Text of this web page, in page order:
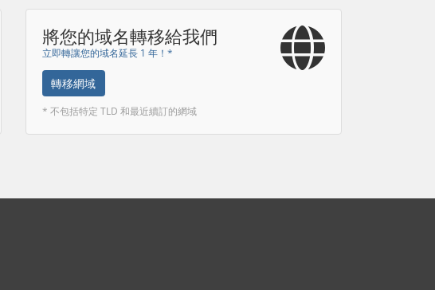
將您的域名轉移給我們
立即轉讓您的域名延長 1 年！*
轉移網域
* 不包括特定 TLD 和最近續訂的網域